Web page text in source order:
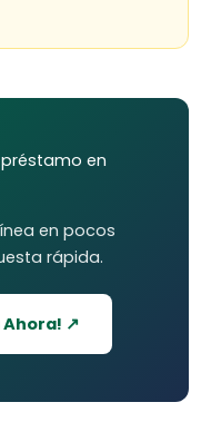
en
en pocos
rápida.
Ahora! ↗